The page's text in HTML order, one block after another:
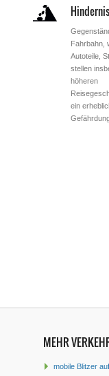
Fahrbahn,
Autoteile,
stellen
höheren
ein
MEHR
mobile Blitzer